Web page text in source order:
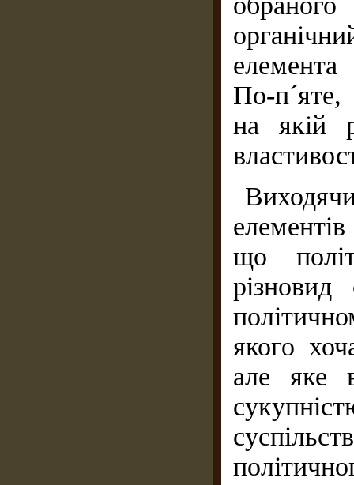
По-
на якій
що
якого
але яке